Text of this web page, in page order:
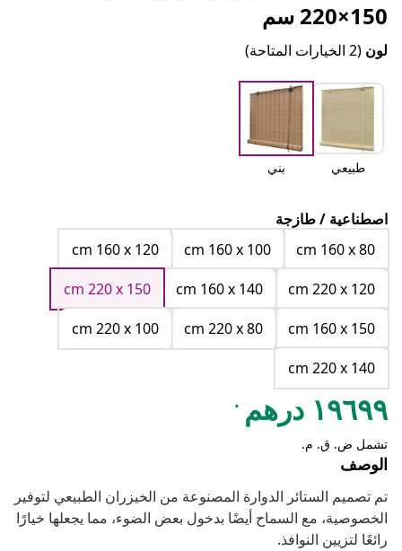
150×220 سم
لون (2 الخيارات المتاحة)
طبيعي بني
اصطناعية / طازجة
cm 160 x 80
cm 160 x 100
cm 160 x 120
cm 220 x 120
cm 160 x 140
cm 220 x 150
cm 160 x 150
cm 220 x 80
cm 220 x 100
cm 220 x 140
١٩٦٩٩ درهم .
تشمل ض. ق. م.
الوصف
تم تصميم الستائر الدوارة المصنوعة من الخيزران الطبيعي لتوفير
الخصوصية، مع السماح أيضًا بدخول بعض الضوء، مما يجعلها خيارًا
رائعًا لتزيين النوافذ.